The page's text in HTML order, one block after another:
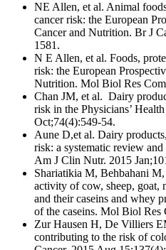
NE Allen, et al. Animal
cancer risk: the European
Cancer and Nutrition. Br J
1581.
N E Allen, et al. Foods,
risk: the European
Nutrition. Mol Biol Res
Chan JM, et al. Dairy
risk in the Physicians’
Oct;74(4):549-54.
Aune D,et al. Dairy
risk: a systematic review
Am J Clin Nutr. 2015
Shariatikia M, Behbahani
activity of cow, sheep, goat,
and their caseins and whey
of the caseins. Mol Biol Res
Zur Hausen H, De Villiers
contributing to the risk of